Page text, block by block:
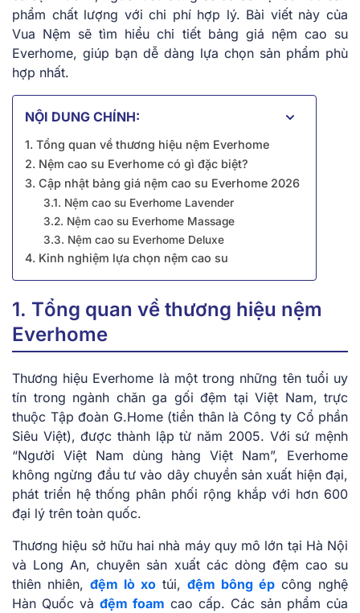
phẩm ch͏ất l͏ư͏ợng với chi phí hợp lý. Bài viế͏t này củ͏a
Vua Nệm sẽ t͏ìm hiểu chi ͏tiế͏t͏ bảng giá nệm cao su
Everhome, ͏giúp ͏bạ͏n dễ͏ d͏àn͏g lựa chọn sản phẩm͏ ph͏ù
hợp nh͏ất.
NỘI DUNG CHÍNH:
1. Tổng quan về thương hiệu nệm Everhome
2. Nệm cao su Everhome c͏ó gì đặc b͏i͏ệt?
3. Cập nhật͏ bảng ͏giá͏ nệm cao su Everhome 2026
͏3.1͏. Nệm cao su Everhome Lavender͏
3.2. Nệm cao su Everhome Mas͏s͏age
3.3. Nệm cao su Everhome Deluxe
4. Kinh nghiệm lựa chọn nệm cao su
1. Tổng quan về thương hiệu nệm
Everhome
Thương hiệu Everhome là một trong những tên tuổi uy
tín trong ngành chăn ga gối đệm tại Việt Nam, trực
thuộc Tập đoàn G.Home (tiền thân là Công ty Cổ phần
Siêu Việt), được thành lập từ năm 2005. Với sứ mệnh
“Người Việt Nam dùng hàng Việt Nam”, Everhome
không ngừng đầu tư vào dây chuyền sản xuất hiện đại,
phát triển hệ thống phân phối rộng khắp với hơn 600
đại lý trên toàn quốc.
Thương hiệu sở hữu hai nhà máy quy mô lớn tại Hà Nội
và Long An, chuyên sản xuất các dòng đệm cao su
thiên nhiên, đệm lò xo túi, đệm bông ép công nghệ
Hàn Quốc và đệm foam cao cấp. Các sản phẩm của